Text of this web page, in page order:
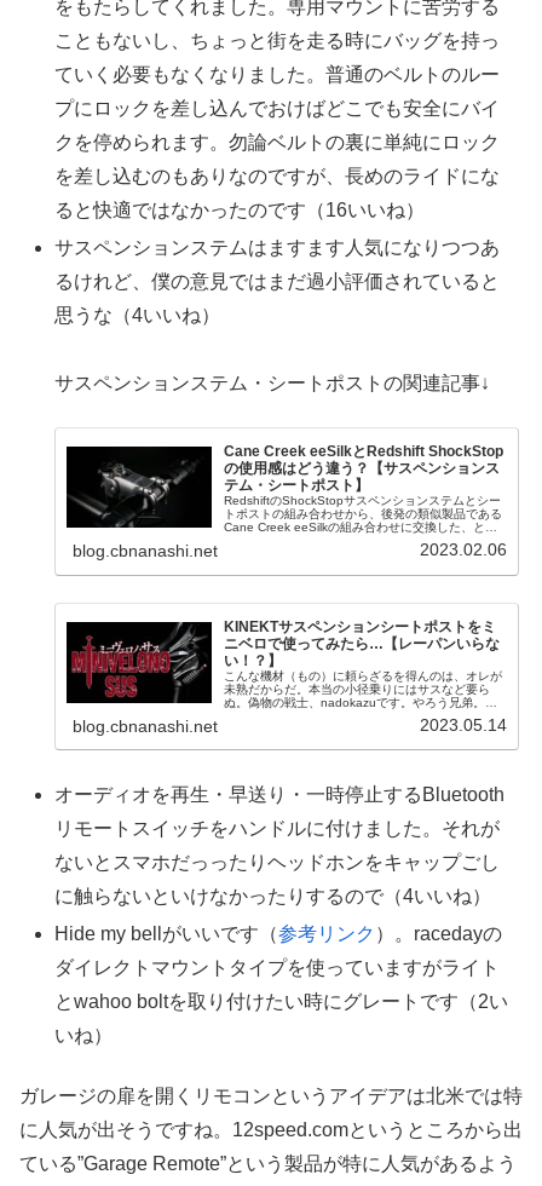
をもたらしてくれました。専用マウントに苦労する
こともないし、ちょっと街を走る時にバッグを持っ
ていく必要もなくなりました。普通のベルトのルー
プにロックを差し込んでおけばどこでも安全にバイ
クを停められます。勿論ベルトの裏に単純にロック
を差し込むのもありなのですが、長めのライドにな
ると快適ではなかったのです（16いいね）
サスペンションステムはますます人気になりつつあ
るけれど、僕の意見ではまだ過小評価されていると
思うな（4いいね）
サスペンションステム・シートポストの関連記事↓
Cane Creek eeSilkとRedshift ShockStop
の使用感はどう違う？【サスペンションス
テム・シートポスト】
RedshiftのShockStopサスペンションステムとシー
トポストの組み合わせから、後発の類似製品である
Cane Creek eeSilkの組み合わせに交換した、とい
blog.cbnanashi.net 2023.02.06
KINEKTサスペンションシートポストをミ
ニベロで使ってみたら…【レーパンいらな
い！？】
こんな機材（もの）に頼らざるを得んのは、オレが
未熟だからだ。本当の小径乗りにはサスなど要ら
ぬ。偽物の戦士、nadokazuです。やろう兄弟。川
いうわけで、本日の駄文はこちら！走りに定評あ
blog.cbnanashi.net 2023.05.14
オーディオを再生・早送り・一時停止するBluetooth
リモートスイッチをハンドルに付けました。それが
ないとスマホだっったりヘッドホンをキャップごし
に触らないといけなかったりするので（4いいね）
Hide my bellがいいです（参考リンク ）。racedayの
ダイレクトマウントタイプを使っていますがライト
とwahoo boltを取り付けたい時にグレートです（2い
いね）
ガレージの扉を開くリモコンというアイデアは北米では特
に人気が出そうですね。12speed.comというところから出
ている”Garage Remote”という製品が特に人気があるよう